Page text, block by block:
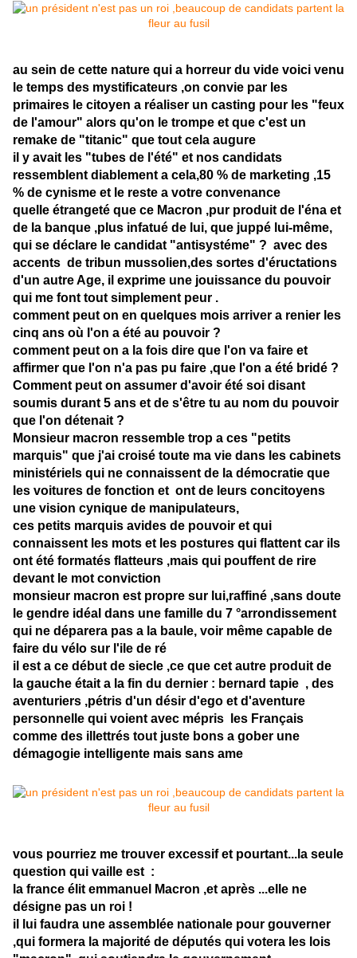
au sein de cette nature qui a horreur du vide voici venu
le temps des mystificateurs ,on convie par les
primaires le citoyen a réaliser un casting pour les "feux
de l'amour" alors qu'on le trompe et que c'est un
remake de "titanic" que tout cela augure
il y avait les "tubes de l'été" et nos candidats
ressemblent diablement a cela,80 % de marketing ,15
% de cynisme et le reste a votre convenance
quelle étrangeté que ce Macron ,pur produit de l'éna et
de la banque ,plus infatué de lui, que juppé lui-même,
qui se déclare le candidat "antisystéme" ? avec des
accents de tribun mussolien,des sortes d'éructations
d'un autre Age, il exprime une jouissance du pouvoir
qui me font tout simplement peur .
comment peut on en quelques mois arriver a renier les
cinq ans où l'on a été au pouvoir ?
comment peut on a la fois dire que l'on va faire et
affirmer que l'on n'a pas pu faire ,que l'on a été bridé ?
Comment peut on assumer d'avoir été soi disant
soumis durant 5 ans et de s'être tu au nom du pouvoir
que l'on détenait ?
Monsieur macron ressemble trop a ces "petits
marquis" que j'ai croisé toute ma vie dans les cabinets
ministériels qui ne connaissent de la démocratie que
les voitures de fonction et ont de leurs concitoyens
une vision cynique de manipulateurs,
ces petits marquis avides de pouvoir et qui
connaissent les mots et les postures qui flattent car ils
ont été formatés flatteurs ,mais qui pouffent de rire
devant le mot conviction
monsieur macron est propre sur lui,raffiné ,sans doute
le gendre idéal dans une famille du 7 °arrondissement
qui ne déparera pas a la baule, voir même capable de
faire du vélo sur l'ile de ré
il est a ce début de siecle ,ce que cet autre produit de
la gauche était a la fin du dernier : bernard tapie , des
aventuriers ,pétris d'un désir d'ego et d'aventure
personnelle qui voient avec mépris les Français
comme des illettrés tout juste bons a gober une
démagogie intelligente mais sans ame
vous pourriez me trouver excessif et pourtant...la seule
question qui vaille est :
la france élit emmanuel Macron ,et après ...elle ne
désigne pas un roi !
il lui faudra une assemblée nationale pour gouverner
,qui formera la majorité de députés qui votera les lois